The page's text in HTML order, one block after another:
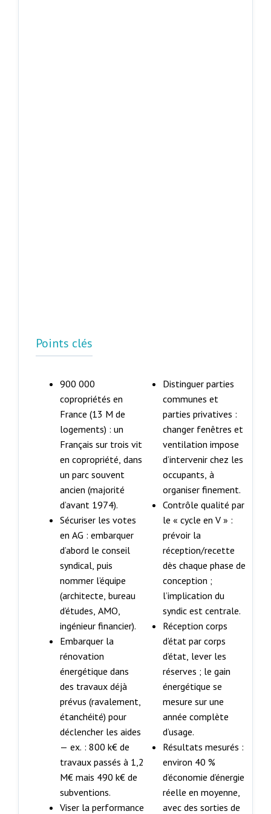
Points clés
900 000
copropriétés en
France (13 M de
logements) : un
Français sur trois vit
en copropriété, dans
un parc souvent
ancien (majorité
d’avant 1974).
Sécuriser les votes
en AG : embarquer
d’abord le conseil
syndical, puis
nommer l’équipe
(architecte, bureau
d’études, AMO,
ingénieur financier).
Embarquer la
rénovation
énergétique dans
des travaux déjà
prévus (ravalement,
étanchéité) pour
déclencher les aides
— ex. : 800 k€ de
travaux passés à 1,2
M€ mais 490 k€ de
subventions.
Viser la performance
Distinguer parties
communes et
parties privatives :
changer fenêtres et
ventilation impose
d’intervenir chez les
occupants, à
organiser finement.
Contrôle qualité par
le « cycle en V » :
prévoir la
réception/recette
dès chaque phase de
conception ;
l’implication du
syndic est centrale.
Réception corps
d’état par corps
d’état, lever les
réserves ; le gain
énergétique se
mesure sur une
année complète
d’usage.
Résultats mesurés :
environ 40 %
d’économie d’énergie
réelle en moyenne,
avec des sorties de